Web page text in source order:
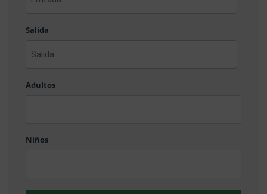
AAAA
MM
DD
Salida
AAAA
MM
Adultos
Niños